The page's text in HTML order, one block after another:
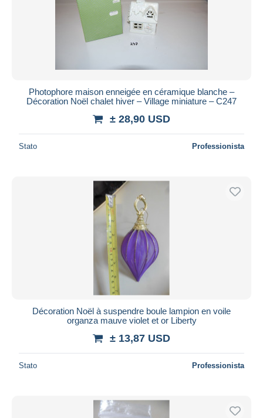
Photophore maison enneigée en céramique blanche –
Décoration Noël chalet hiver – Village miniature – C247
± 28,90 USD
Stato Professionista
Décoration Noël à suspendre boule lampion en voile
organza mauve violet et or Liberty
± 13,87 USD
Stato Professionista